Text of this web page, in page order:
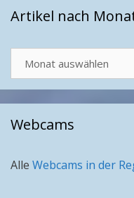
Artikel nach
nach
Monat
Webcams
Alle Webcams in der